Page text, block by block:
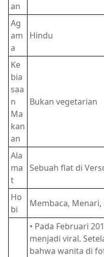
an
Ag
am
a
Hindu
Ke
bia
saa
n
Ma
kan
an
Bukan vegetarian
Ala
ma
t
Sebuah flat di
Ho
bi
Membaca,
• Pada Februari
menjadi viral.
bahwa wanita di